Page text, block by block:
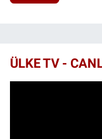
ÜLKE TV -